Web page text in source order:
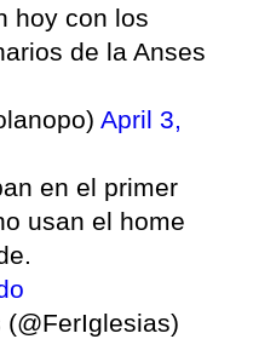
hoy con los
de la Anses
April 3,
en el primer
usan el home